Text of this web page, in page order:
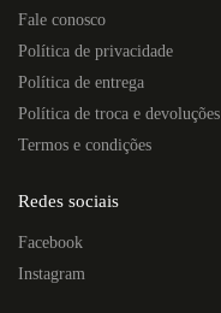
Fale conosco
Política de privacidade
Política de entrega
Política de troca e devoluções
Termos e condições
Redes sociais
Facebook
Instagram